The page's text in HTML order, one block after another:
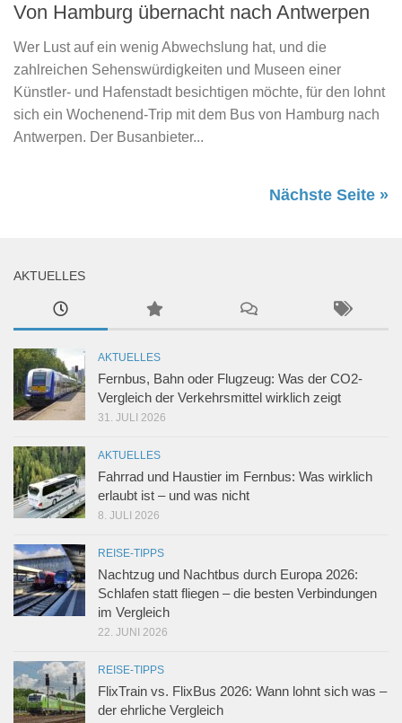
Von Hamburg übernacht nach Antwerpen
Wer Lust auf ein wenig Abwechslung hat, und die
zahlreichen Sehenswürdigkeiten und Museen einer
Künstler- und Hafenstadt besichtigen möchte, für den lohnt
sich ein Wochenend-Trip mit dem Bus von Hamburg nach
Antwerpen. Der Busanbieter...
Nächste Seite »
AKTUELLES
AKTUELLES
Fernbus, Bahn oder Flugzeug: Was der CO2-
Vergleich der Verkehrsmittel wirklich zeigt
31. JULI 2026
AKTUELLES
Fahrrad und Haustier im Fernbus: Was wirklich
erlaubt ist – und was nicht
8. JULI 2026
REISE-TIPPS
Nachtzug und Nachtbus durch Europa 2026:
Schlafen statt fliegen – die besten Verbindungen
im Vergleich
22. JUNI 2026
REISE-TIPPS
FlixTrain vs. FlixBus 2026: Wann lohnt sich was –
der ehrliche Vergleich